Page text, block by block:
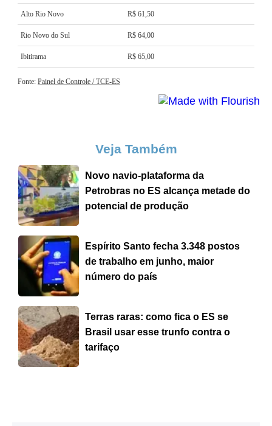
Veja Também
Novo navio-plataforma da
Petrobras no ES alcança metade do
potencial de produção
Espírito Santo fecha 3.348 postos
de trabalho em junho, maior
número do país
Terras raras: como fica o ES se
Brasil usar esse trunfo contra o
tarifaço